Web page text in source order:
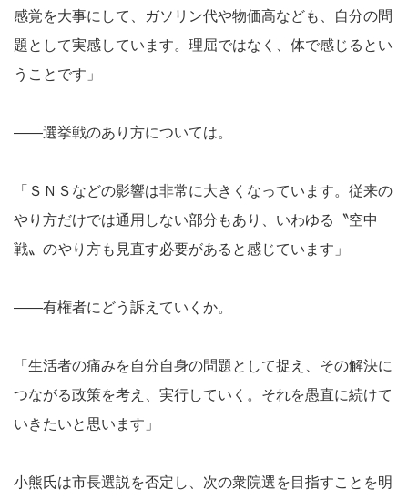
感覚を大事にして、ガソリン代や物価高なども、自分の問
題として実感しています。理屈ではなく、体で感じるとい
うことです」
――選挙戦のあり方については。
「ＳＮＳなどの影響は非常に大きくなっています。従来の
やり方だけでは通用しない部分もあり、いわゆる〝空中
戦〟のやり方も見直す必要があると感じています」
――有権者にどう訴えていくか。
「生活者の痛みを自分自身の問題として捉え、その解決に
つながる政策を考え、実行していく。それを愚直に続けて
いきたいと思います」
小熊氏は市長選説を否定し、次の衆院選を目指すことを明